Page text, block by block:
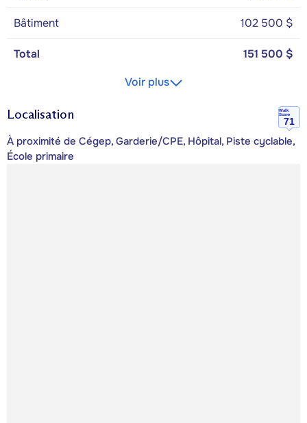
Bâtiment 102 500 $
Total
151 500 $
Voir plus
Localisation
Walk
Score
71
À proximité de Cégep, Garderie/CPE, Hôpital, Piste cyclable,
École primaire